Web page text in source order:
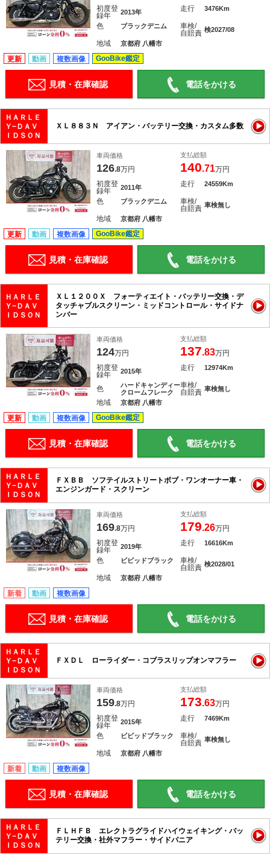
初度登
録年
2013年 走行 3476Km
色 ブラックデニム
車検/
自賠責 検2027/08
地域 京都府 八幡市
更新 動画 複数画像 GooBike鑑定
見積・在庫確認 電話をかける
ＨＡＲＬＥ
Ｙ−ＤＡＶ
ＩＤＳＯＮ
ＸＬ８８３Ｎ アイアン・バッテリー交換・カスタム多数
車両価格
126.8万円
支払総額
140.71万円
初度登
録年
2011年 走行 24559Km
色 ブラックデニム
車検/
自賠責 車検無し
地域 京都府 八幡市
更新 動画 複数画像 GooBike鑑定
見積・在庫確認 電話をかける
ＨＡＲＬＥ
Ｙ−ＤＡＶ
ＩＤＳＯＮ
ＸＬ１２００Ｘ フォーティエイト・バッテリー交換・デ
タッチャブルスクリーン・ミッドコントロール・サイドナ
ンバー
車両価格
124万円
支払総額
137.83万円
初度登
録年
2015年 走行 12974Km
色
ハードキャンディー
クロームフレーク
車検/
自賠責 車検無し
地域 京都府 八幡市
更新 動画 複数画像 GooBike鑑定
見積・在庫確認 電話をかける
ＨＡＲＬＥ
Ｙ−ＤＡＶ
ＩＤＳＯＮ
ＦＸＢＢ ソフテイルストリートボブ・ワンオーナー車・
エンジンガード・スクリーン
車両価格
169.8万円
支払総額
179.26万円
初度登
録年
2019年 走行 16616Km
色 ビビッドブラック
車検/
自賠責 検2028/01
地域 京都府 八幡市
新着 動画 複数画像
見積・在庫確認 電話をかける
ＨＡＲＬＥ
Ｙ−ＤＡＶ
ＩＤＳＯＮ
ＦＸＤＬ ローライダー・コブラスリップオンマフラー
車両価格
159.8万円
支払総額
173.63万円
初度登
録年
2015年 走行 7469Km
色 ビビッドブラック
車検/
自賠責 車検無し
地域 京都府 八幡市
新着 動画 複数画像
見積・在庫確認 電話をかける
ＨＡＲＬＥ
Ｙ−ＤＡＶ
ＩＤＳＯＮ
ＦＬＨＦＢ エレクトラグライドハイウェイキング・バッ
テリー交換・社外マフラー・サイドパニア